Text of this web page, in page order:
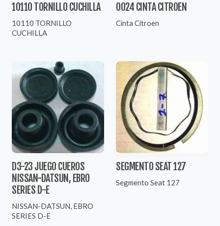
10110 TORNILLO CUCHILLA
10110 TORNILLO
CUCHILLA
0024 CINTA CITROEN
Cinta Citroen
D3-23 JUEGO CUEROS
NISSAN-DATSUN, EBRO
SERIES D-E
NISSAN-DATSUN, EBRO
SERIES D-E
SEGMENTO SEAT 127
Segmento Seat 127